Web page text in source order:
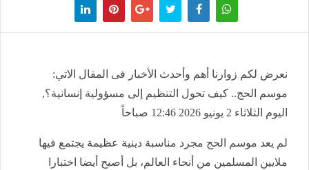
نعرض لكم زوارنا أهم وأحدث الأخبار فى المقال الاتي:
موسم الحج.. كيف تحول التنظيم إلى مسؤولية إنسانية؟,
اليوم الثلاثاء 2 يونيو 2026 12:46 صباحاً
لم يعد موسم الحج مجرد مناسبة دينية عظيمة يجتمع فيها
ملايين المسلمين من أنحاء العالم، بل أصبح أيضا اختبارا